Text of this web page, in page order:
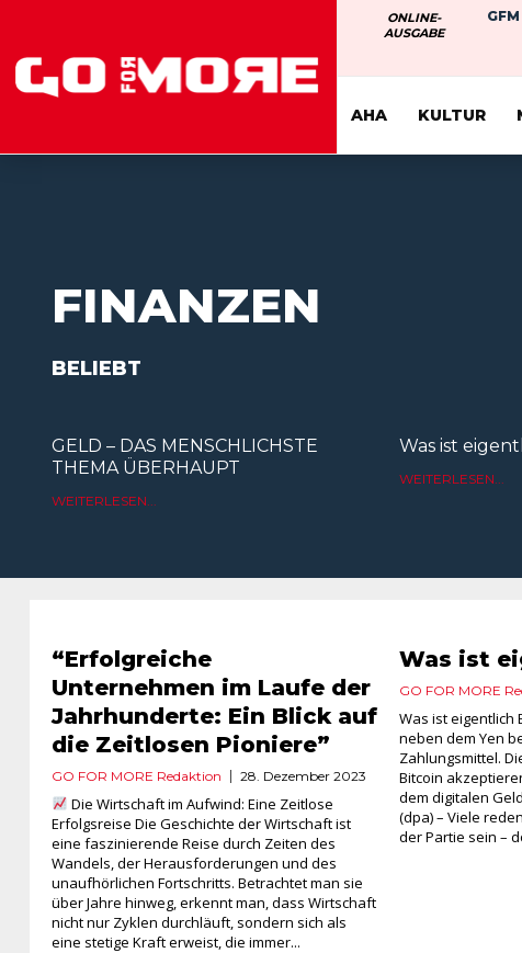
ONLINE-
AUSGABE
AHA KULTUR
FINANZEN
BELIEBT
GELD – DAS MENSCHLICHSTE
THEMA ÜBERHAUPT
WEITERLESEN...
Was ist
WEITERLESEN...
“Erfolgreiche
Unternehmen im Laufe der
Jahrhunderte: Ein Blick auf
die Zeitlosen Pioniere”
GO FOR MORE Redaktion 28. Dezember 2023
Die Wirtschaft im Aufwind: Eine Zeitlose
Erfolgsreise Die Geschichte der Wirtschaft ist
eine faszinierende Reise durch Zeiten des
Wandels, der Herausforderungen und des
unaufhörlichen Fortschritts. Betrachtet man sie
über Jahre hinweg, erkennt man, dass Wirtschaft
nicht nur Zyklen durchläuft, sondern sich als
eine stetige Kraft erweist, die immer...
Was ist
GO FOR MORE
Was ist eigentlich
neben dem Yen
Zahlungsmittel.
Bitcoin
dem digitalen
(dpa) – Viele
der Partie sein –